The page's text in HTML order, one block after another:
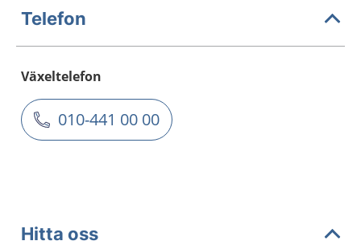
Telefon
Växeltelefon
010-441 00 00
Hitta oss